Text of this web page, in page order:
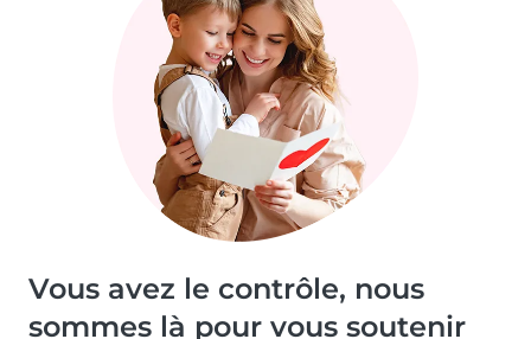
Vous avez le contrôle, nous
sommes là pour vous soutenir